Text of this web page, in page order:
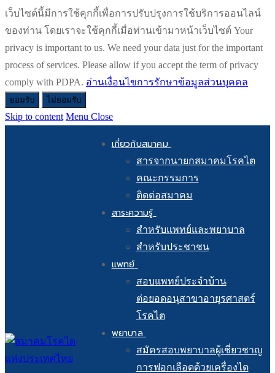
เว็บไซต์นี้มีการใช้คุกกี้เพื่อการปรับปรุงการใช้บริการออนไลน์
ของท่าน โดยเราจะใช้คุกกี้เมื่อท่านเข้ามาหน้าเว็บไซต์ Your
privacy is important to us. We need your data just for the important
process of services. Please allow if you accept the term of privacy
comply with PDPA. อ่านเงื่อนไขการรักษาข้อมูลส่วนบุคคล
ยอมรับ ไม่ยอมรับ
Skip to content Menu Close
เกี่ยวกับสมาคม
สารจากนายกสมาคมโรคไต
คณะกรรมการ
ติดต่อสมาคม
สาระความรู้
สำหรับแพทย์และพยาบาล
สำหรับประชาชน
แพทย์
สอบแพทย์ประจำบ้าน
ต่อยอดอนุสาขาอายุรศาสตร์
โรคไต
พยาบาล
สมัครสอบพยาบาลผู้เชี่ยวชาญ
การฟอกเลือดด้วยเครื่องไต